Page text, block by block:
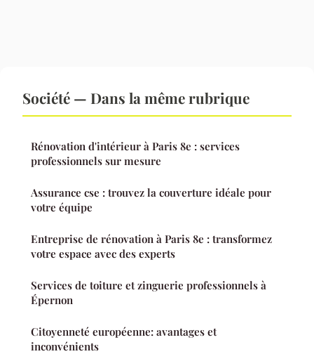
Société — Dans la même rubrique
Rénovation d'intérieur à Paris 8e : services
professionnels sur mesure
Assurance cse : trouvez la couverture idéale pour
votre équipe
Entreprise de rénovation à Paris 8e : transformez
votre espace avec des experts
Services de toiture et zinguerie professionnels à
Épernon
Citoyenneté européenne: avantages et
inconvénients